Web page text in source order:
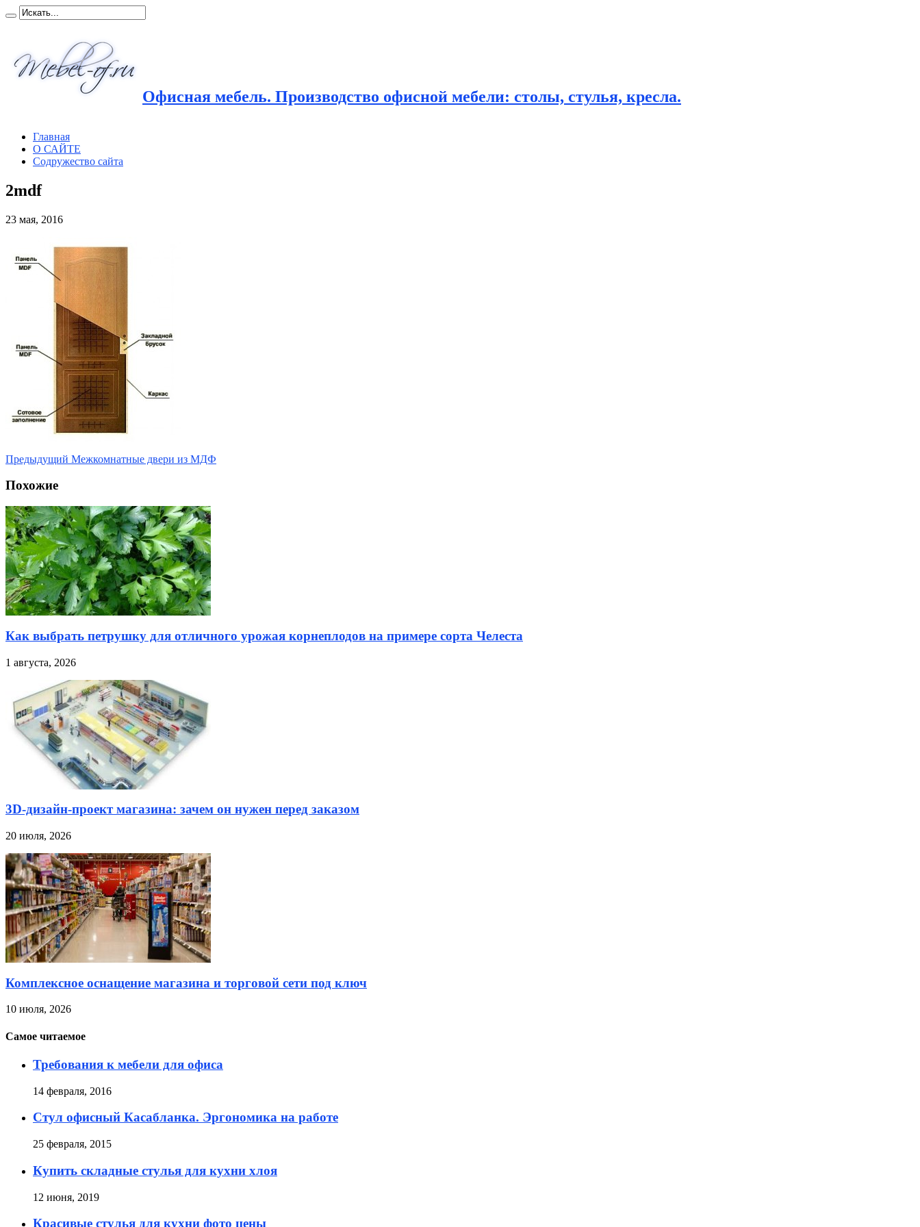
Офисная мебель. Производство офисной мебели: столы, стулья, кресла.
Главная
О САЙТЕ
Содружество сайта
2mdf
23 мая, 2016
Предыдущий Межкомнатные двери из МДФ
Похожие
Как выбрать петрушку для отличного урожая корнеплодов на примере сорта Челеста
1 августа, 2026
3D-дизайн-проект магазина: зачем он нужен перед заказом
20 июля, 2026
Комплексное оснащение магазина и торговой сети под ключ
10 июля, 2026
Самое читаемое
Требования к мебели для офиса
14 февраля, 2016
Стул офисный Касабланка. Эргономика на работе
25 февраля, 2015
Купить складные стулья для кухни хлоя
12 июня, 2019
Красивые стулья для кухни фото цены